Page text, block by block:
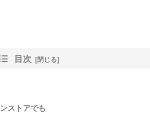
目次
ストアでも